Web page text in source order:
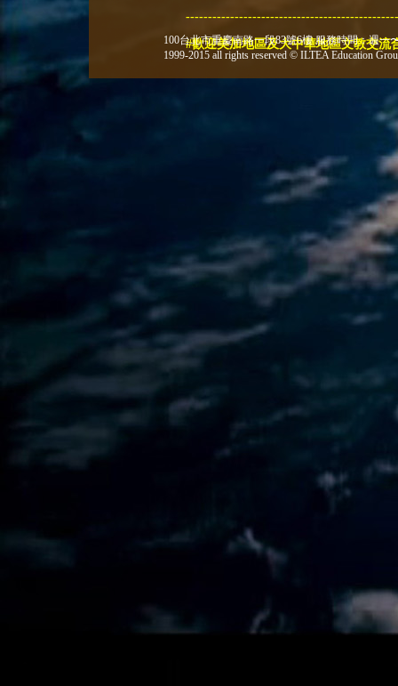
#歡迎美加地區及大中華地區文教交流
100台北市重慶南路一段83號6樓 服務時間：週一
1999-2015 all rights reserved © ILTEA Education